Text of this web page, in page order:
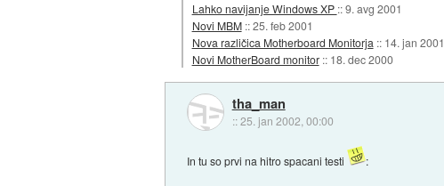
Lahko navijanje Windows XP ::9. avg 2001
Novi MBM ::25. feb 2001
Nova različica Motherboard Monitorja :: 14. jan 2001
Novi MotherBoard monitor :: 18. dec 2000
tha_man
::25. jan 2002, 00:00
In tu so prvi na hitro spacani testi :